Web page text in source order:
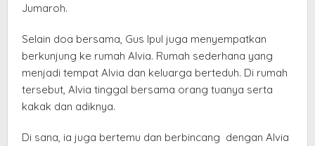
Jumaroh.
Selain doa bersama, Gus Ipul juga menyempatkan
berkunjung ke rumah Alvia. Rumah sederhana yang
menjadi tempat Alvia dan keluarga berteduh. Di rumah
tersebut, Alvia tinggal bersama orang tuanya serta
kakak dan adiknya.
Di sana, ia juga bertemu dan berbincang dengan Alvia